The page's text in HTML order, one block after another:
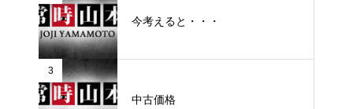
今考えると・・・
3
中古価格